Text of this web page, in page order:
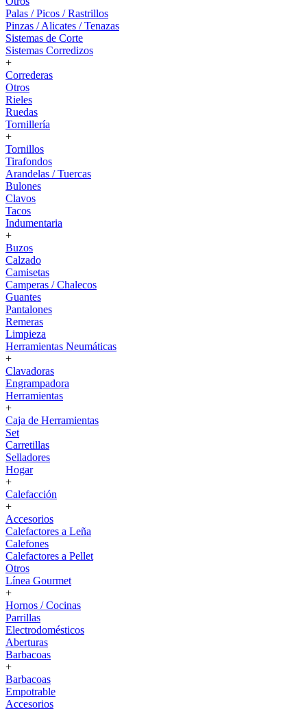
Palas / Picos / Rastrillos
Pinzas / Alicates / Tenazas
Sistemas de Corte
Sistemas Corredizos
+
Correderas
Otros
Rieles
Ruedas
Tornillería
+
Tornillos
Tirafondos
Arandelas / Tuercas
Bulones
Clavos
Tacos
Indumentaria
+
Buzos
Calzado
Camisetas
Camperas / Chalecos
Guantes
Pantalones
Remeras
Limpieza
Herramientas Neumáticas
+
Clavadoras
Engrampadora
Herramientas
+
Caja de Herramientas
Set
Carretillas
Selladores
Hogar
+
Calefacción
+
Accesorios
Calefactores a Leña
Calefones
Calefactores a Pellet
Otros
Línea Gourmet
+
Hornos / Cocinas
Parrillas
Electrodomésticos
Aberturas
Barbacoas
+
Barbacoas
Empotrable
Accesorios